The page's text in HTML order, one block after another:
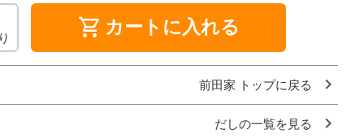
shopping_cart カートに入れる
前田家 トップに戻る
だしの一覧を見る